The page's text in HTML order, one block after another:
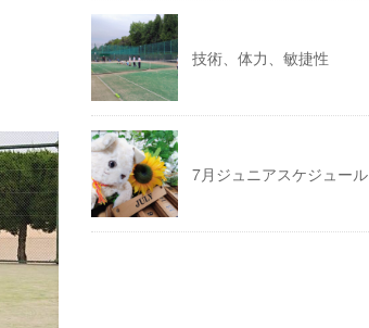
技術、体力、敏捷性
7月ジュニアスケジュール